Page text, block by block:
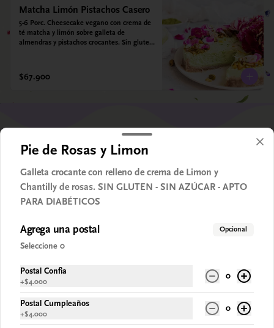
Matcha Limón Pistachos Casero
5-6 Porc. Cheesecake vegano con crema de
té matcha y limón sobre galleta de
almendras y pistachos crocantes. Sin gluten
$67.900
Conócenos
Términos y condiciones
Redes sociales
Pie de Rosas y Limon
Galleta crocante con relleno de crema de Limon y
Chantilly de rosas. SIN GLUTEN - SIN AZÚCAR - APTO
PARA DIABÉTICOS
Agrega una postal Opcional
Seleccione 0
Postal Confia
+$4.000
0
Postal Cumpleaños
+$4.000
0